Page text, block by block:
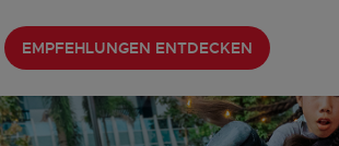
EMPFEHLUNGEN ENTDECKEN